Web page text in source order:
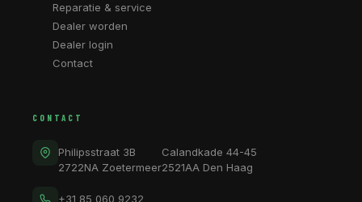
Reparatie & service
Dealer worden
Dealer login
Contact
CONTACT
Philipsstraat 3B
2722NA Zoetermeer
Calandkade 44-45
2521AA Den Haag
+31 85 060 9232